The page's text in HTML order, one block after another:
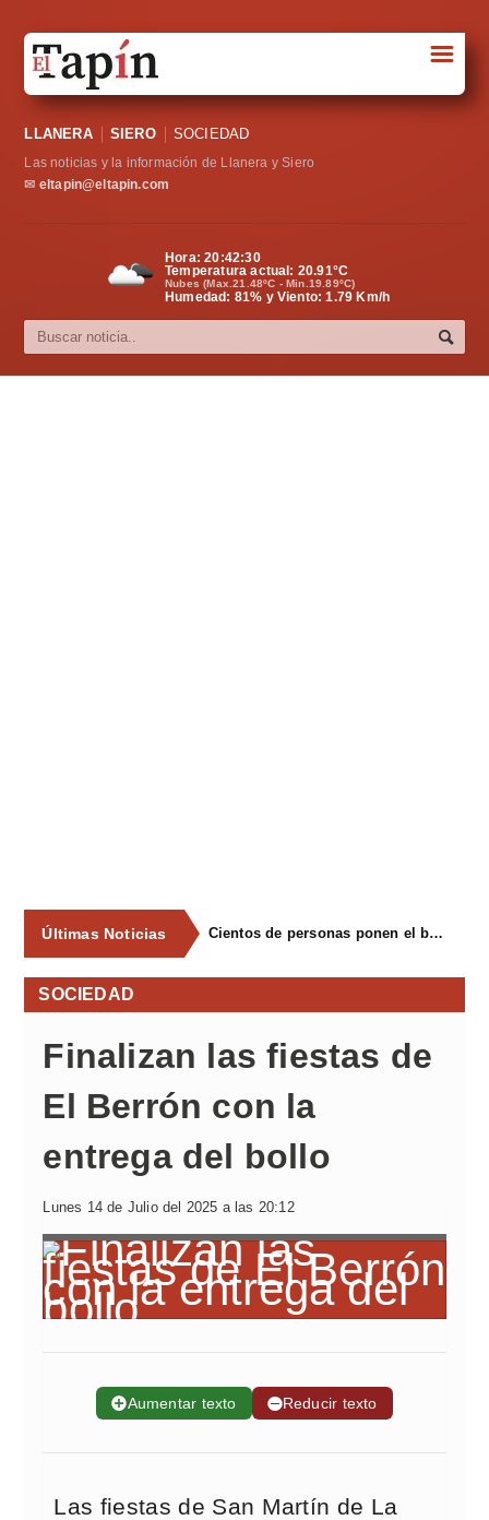
Sociedad
Política
Cultura
☰
LLANERA SIERO SOCIEDAD
Las noticias y la información de Llanera y Siero
✉ eltapin@eltapin.com
Hora:20:42:31
Temperatura actual: 20.91°C
Nubes (Max.21.48ºC - Min.19.89ºC)
Humedad: 81% y Viento: 1.79 Km/h
Últimas Noticias Cientos de personas ponen el broche final a las fiestas de La Salud de Lieres con la tradicional merienda
SOCIEDAD
Finalizan las fiestas de
El Berrón con la
entrega del bollo
Lunes 14 de Julio del 2025 a las 20:12
➕Aumentar texto ➖Reducir texto
Las fiestas de San Martín de La